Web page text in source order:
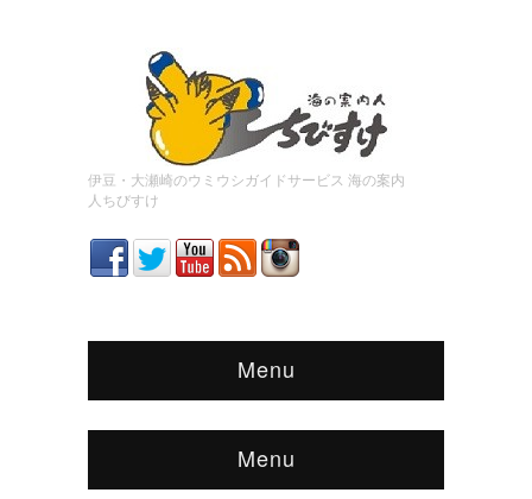
伊豆・大瀬崎のウミウシガイドサービス 海の案内
人ちびすけ
Menu
Menu